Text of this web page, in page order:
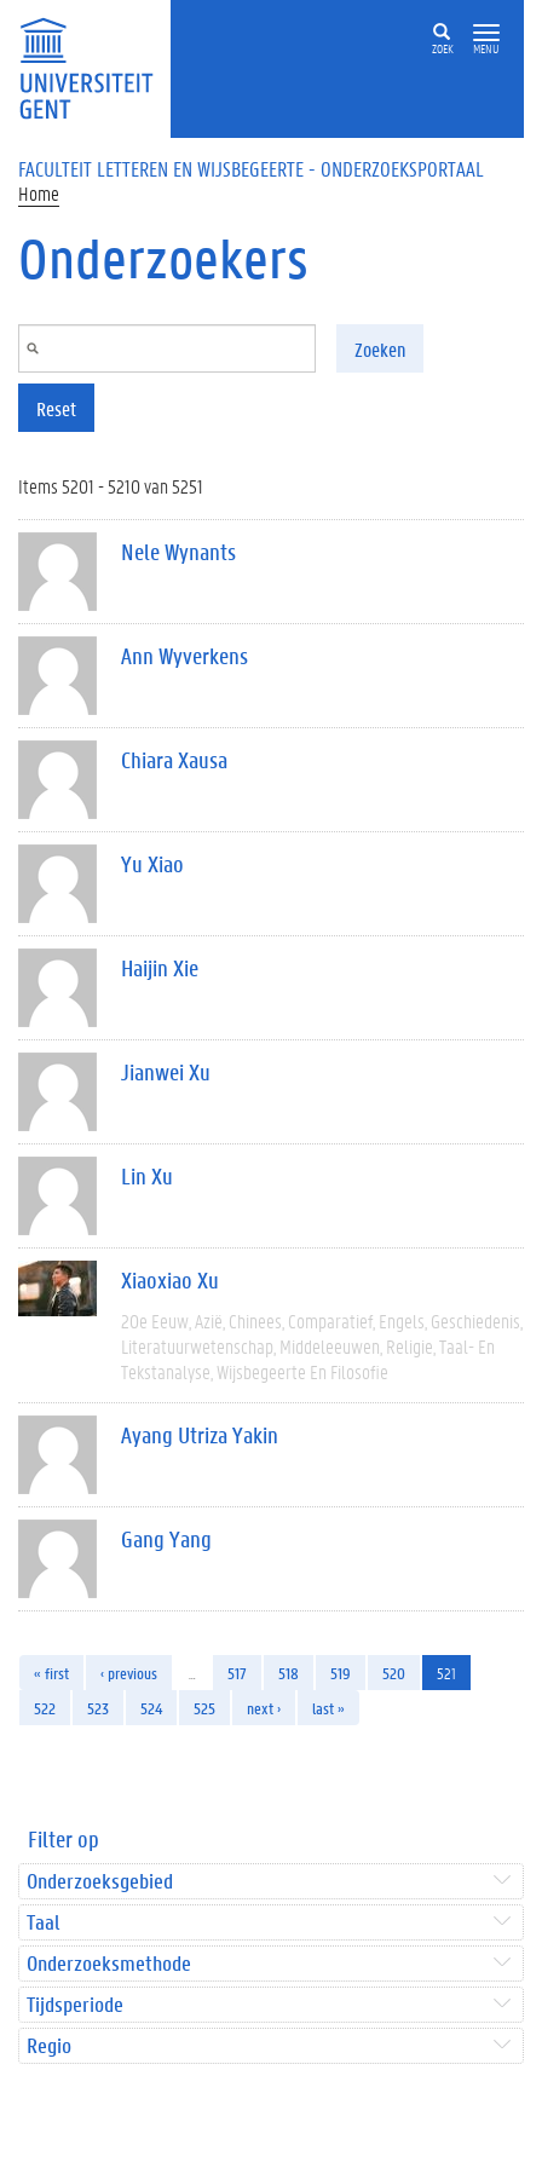
Overslaan en naar de inhoud gaan
ZOEK MENU
FACULTEIT LETTEREN EN WIJSBEGEERTE - ONDERZOEKSPORTAAL
Home
Onderzoekers
Zoeken
Reset
Items 5201 - 5210 van 5251
Nele Wynants
Ann Wyverkens
Chiara Xausa
Yu Xiao
Haijin Xie
Jianwei Xu
Lin Xu
Xiaoxiao Xu
20e Eeuw Azië Chinees Comparatief Engels Geschiedenis
Literatuurwetenschap Middeleeuwen Religie Taal- En
Tekstanalyse Wijsbegeerte En Filosofie
Ayang Utriza Yakin
Gang Yang
« first ‹ previous 517 518 519 520
521
522
523 524 525 next › last »
Filter op
Onderzoeksgebied
Taal
Onderzoeksmethode
Tijdsperiode
Regio